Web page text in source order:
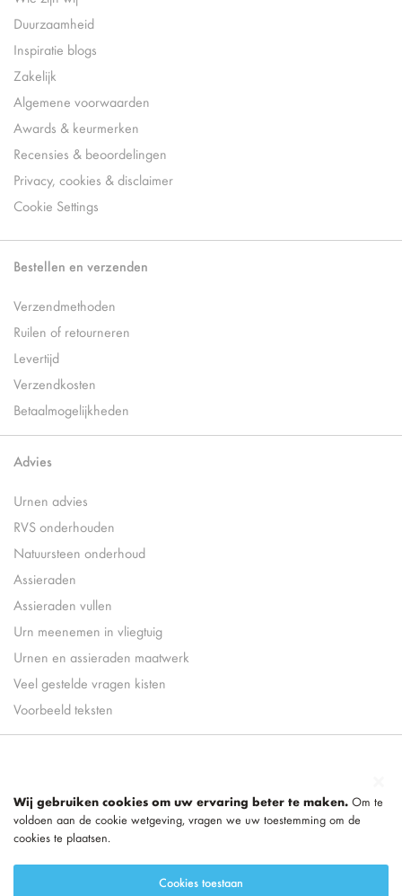
Duurzaamheid
Inspiratie blogs
Zakelijk
Algemene voorwaarden
Awards & keurmerken
Recensies & beoordelingen
Privacy, cookies & disclaimer
Cookie Settings
Bestellen en verzenden
Verzendmethoden
Ruilen of retourneren
Levertijd
Verzendkosten
Betaalmogelijkheden
Advies
Urnen advies
RVS onderhouden
Natuursteen onderhoud
Assieraden
Assieraden vullen
Urn meenemen in vliegtuig
Urnen en assieraden maatwerk
Veel gestelde vragen kisten
Voorbeeld teksten
Wij gebruiken cookies om uw ervaring beter te maken. Om te
voldoen aan de cookie wetgeving, vragen we uw toestemming om de
cookies te plaatsen.
Cookies toestaan